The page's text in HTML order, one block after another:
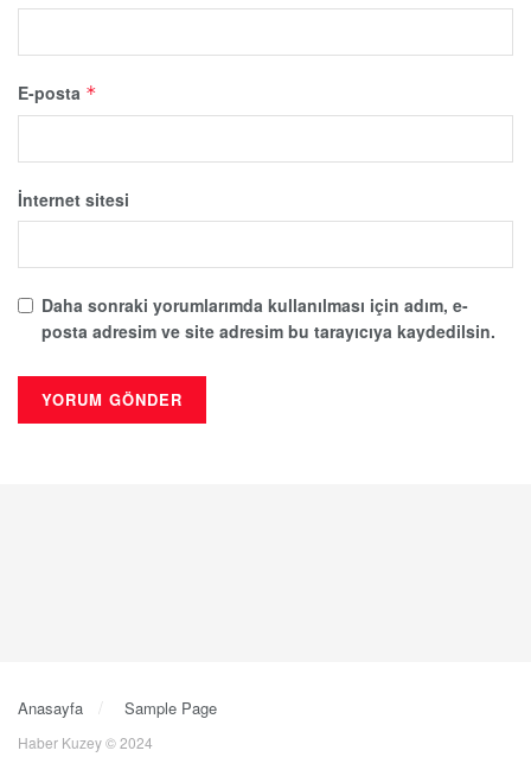
E-posta *
İnternet sitesi
Daha sonraki yorumlarımda kullanılması için adım, e-
posta adresim ve site adresim bu tarayıcıya kaydedilsin.
Anasayfa Sample Page
Haber Kuzey © 2024